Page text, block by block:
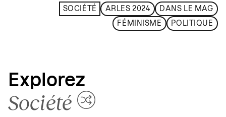
SOCIÉTÉ ARLES 2024 DANS LE MAG
FÉMINISME POLITIQUE
Explorez
Société